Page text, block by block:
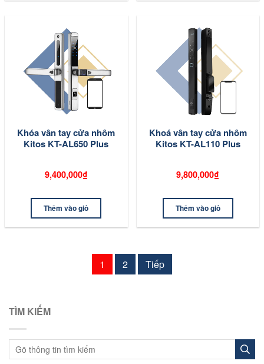
Khóa vân tay cửa nhôm
Kitos KT-AL650 Plus
9,400,000₫
Thêm vào giỏ
Khoá vân tay cửa nhôm
Kitos KT-AL110 Plus
9,800,000₫
Thêm vào giỏ
1 2 Tiếp
TÌM KIẾM